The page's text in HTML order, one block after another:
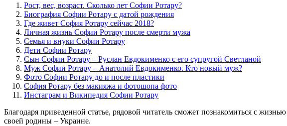
Рост, вес, возраст. Сколько лет Софии Ротару?
Биография Софии Ротару с датой рождения
Где живет София Ротару сейчас 2018?
Личная жизнь Софии Ротару после смерти мужа
Семья и внуки Софии Ротару
Дети Софии Ротару
Сын Софии Ротару – Руслан Евдокименко с его супругой Светланой
Муж Софии Ротару – Анатолий Евдокименко. Кто новый муж?
Фото Софии Ротару до и после пластики
София Ротару без макияжа и фотошопа фото
Инстаграм и Википедия Софии Ротару
Благодаря приведенной статье, рядовой читатель сможет познакомиться с
своей родины – Украине.